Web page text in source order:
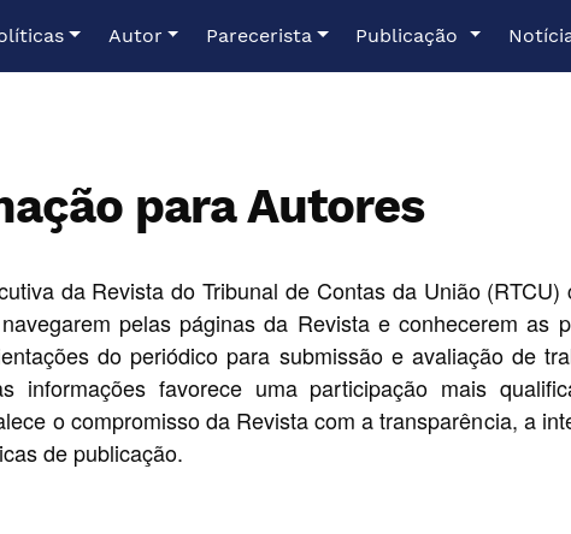
Autor Parecerista Publicação
para Autores
da Revista do Tribunal de Contas da União
pelas páginas da Revista e conhecerem as
do periódico para submissão e avaliação de
informações favorece uma participação mais
o compromisso da Revista com a transparência, a
de publicação.